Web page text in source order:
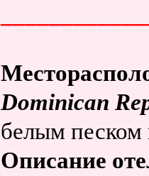
Dominican
белым
Описание